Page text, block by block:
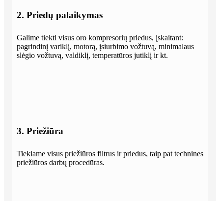
2. Priedų palaikymas
Galime tiekti visus oro kompresorių priedus, įskaitant:
pagrindinį variklį, motorą, įsiurbimo vožtuvą, minimalaus
slėgio vožtuvą, valdiklį, temperatūros jutiklį ir kt.
3. Priežiūra
Tiekiame visus priežiūros filtrus ir priedus, taip pat technines
priežiūros darbų procedūras.